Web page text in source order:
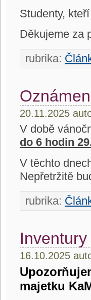
Studenty,
Děkujeme za
rubrika:
20.11.2025
V době
do 6 hodin
V těchto
Nepřetržitě
rubrika:
16.10.2025
majetku